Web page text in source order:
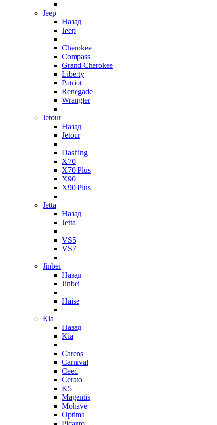
Jeep
Назад
Jeep
Cherokee
Compass
Grand Cherokee
Liberty
Patriot
Renegade
Wrangler
Jetour
Назад
Jetour
Dashing
X70
X70 Plus
X90
X90 Plus
Jetta
Назад
Jetta
VS5
VS7
Jinbei
Назад
Jinbei
Haise
Kia
Назад
Kia
Carens
Carnival
Ceed
Cerato
K5
Magentis
Mohave
Optima
Picanto